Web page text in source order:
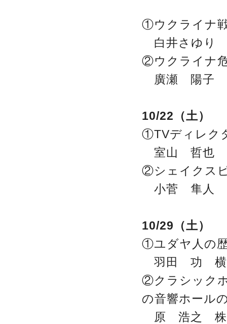
①ウクライナ
白井さゆり
②ウクライナ
廣瀬 陽子 慶
10/22（土）
①TVディレク
室山 哲也 日
②シェイクス
小菅 隼人 慶
10/29（土）
①ユダヤ人の
羽田 功 横浜
②クラシック
の音響ホール
原 浩之 株式